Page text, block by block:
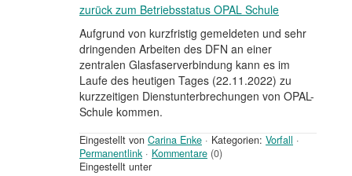
zurück zum Betriebsstatus OPAL Schule
Aufgrund von kurzfristig gemeldeten und sehr
dringenden Arbeiten des DFN an einer
zentralen Glasfaserverbindung kann es im
Laufe des heutigen Tages (22.11.2022) zu
kurzzeitigen Dienstunterbrechungen von OPAL-
Schule kommen.
Eingestellt von Carina Enke · Kategorien: Vorfall ·
Permanentlink · Kommentare (0)
Eingestellt unter